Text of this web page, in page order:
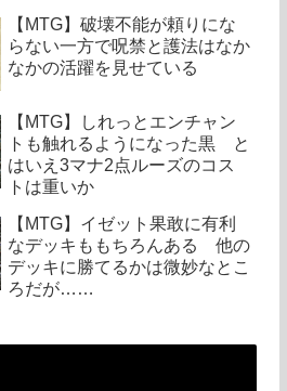
【MTG】破壊不能が頼りにな
らない一方で呪禁と護法はなか
なかの活躍を見せている
【MTG】しれっとエンチャン
トも触れるようになった黒 と
はいえ3マナ2点ルーズのコス
トは重いか
【MTG】イゼット果敢に有利
なデッキももちろんある 他の
デッキに勝てるかは微妙なとこ
ろだが……